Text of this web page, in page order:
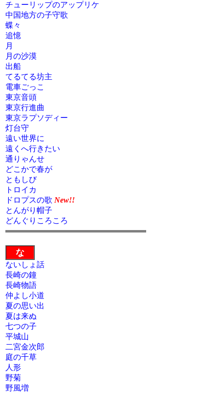
チューリップのアップリケ
中国地方の子守歌
蝶々
追憶
月
月の沙漠
出船
てるてる坊主
電車ごっこ
東京音頭
東京行進曲
東京ラプソディー
灯台守
遠い世界に
遠くへ行きたい
通りゃんせ
どこかで春が
ともしび
トロイカ
ドロプスの歌 New!!
とんがり帽子
どんぐりころころ
な
ないしょ話
長崎の鐘
長崎物語
仲よし小道
夏の思い出
夏は来ぬ
七つの子
平城山
二宮金次郎
庭の千草
人形
野菊
野風増